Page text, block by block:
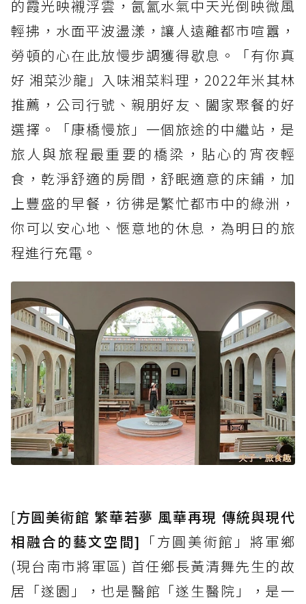
的霞光映襯浮雲，氤氳水氣中天光倒映微風
輕拂，水面平波盪漾，讓人遠離都市喧囂，
勞頓的心在此放慢步調獲得歇息。「有你真
好 湘菜沙龍」入味湘菜料理，2022年米其林
推薦，公司行號、親朋好友、闔家聚餐的好
選擇。「康橋慢旅」一個旅途的中繼站，是
旅人與旅程最重要的橋梁，貼心的宵夜輕
食，乾淨舒適的房間，舒眠適意的床鋪，加
上豐盛的早餐，彷彿是繁忙都市中的綠洲，
你可以安心地、愜意地的休息，為明日的旅
程進行充電。
[方圓美術館 繁華若夢 風華再現 傳統與現代
相融合的藝文空間] 「方圓美術館」將軍鄉
(現台南市將軍區) 首任鄉長黃清舞先生的故
居「遂園」，也是醫館「遂生醫院」，是一